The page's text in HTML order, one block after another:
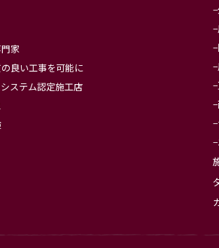
家
良い工事を可能に
ステム認定施工店